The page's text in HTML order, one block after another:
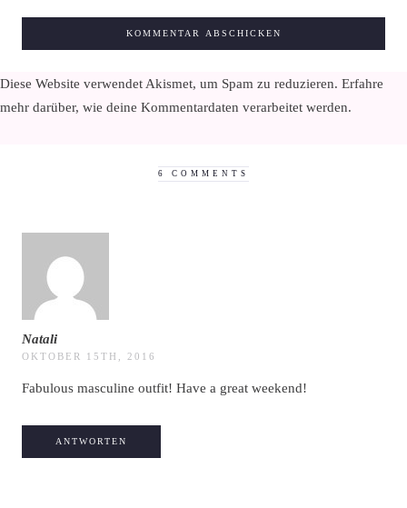
Diese Website verwendet Akismet, um Spam zu reduzieren. Erfahre
mehr darüber, wie deine Kommentardaten verarbeitet werden.
6 COMMENTS
Natali
OKTOBER 15TH, 2016
Fabulous masculine outfit! Have a great weekend!
ANTWORTEN